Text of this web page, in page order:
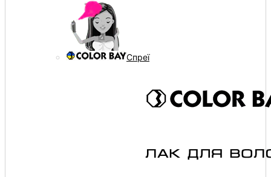
Спреї